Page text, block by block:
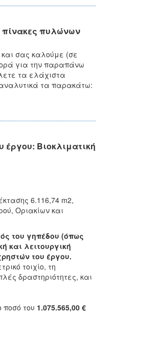
πίνακες πυλώνων
σας καλούμε (σε
για την παραπάνω
τα ελάχιστα
αναλυτικά τα παρακάτω:
έργου: Βιοκλιματική
6.116,74 m2,
Οριακίων και
του γηπέδου (όπως
και λειτουργική
του έργου.
τοιχίο, τη
δραστηριότητες, και
ποσό του 1.075.565,00 €